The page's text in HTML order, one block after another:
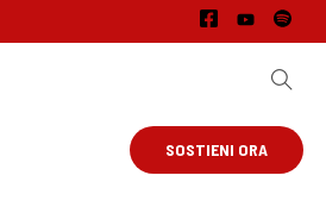
SOSTIENI ORA